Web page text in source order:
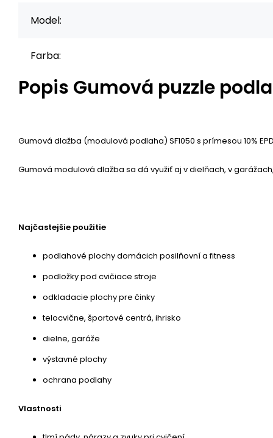
Model:
Farba:
Popis Gumová puzzle
Gumová dlažba (modulová podlaha) SF1050 s prímesou 10%
Gumová modulová dlažba sa dá využiť aj v dielňach, v
Najčastejšie použitie
podlahové plochy domácich posilňovní a fitness
podložky pod cvičiace stroje
odkladacie plochy pre činky
telocvične, športové centrá, ihrisko
dielne, garáže
výstavné plochy
ochrana podlahy
Vlastnosti